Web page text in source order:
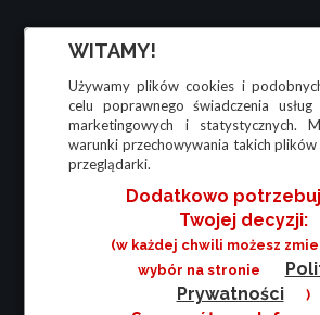
WITAMY!
Używamy plików cookies i
celu poprawnego świadczenia
marketingowych i statystycznych.
warunki przechowywania takich plików
przeglądarki.
Dodatkowo
Twojej decyzji:
(w każdej chwili możesz
wybór na stronie
Prywatności
)